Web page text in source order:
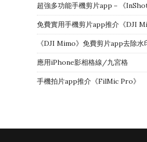
超強多功能手機剪片app－《InShot
免費實用手機剪片app推介《DJI
《DJI Mimo》免費剪片app去除水
應用iPhone影相格線/九宮格
手機拍片app推介《FilMic Pro》